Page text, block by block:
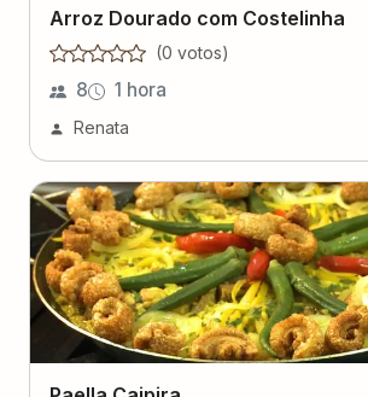
Arroz Dourado com Costelinha
(0 votos)
8 1 hora
Renata